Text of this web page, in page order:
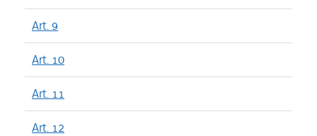
Art. 9
Art. 10
Art. 11
Art. 12